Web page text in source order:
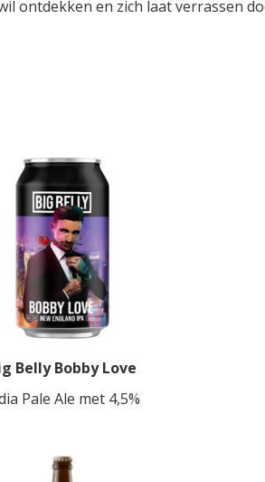
ontdekken en zich laat verrassen
Belly Bobby Love
Pale Ale met 4,5%